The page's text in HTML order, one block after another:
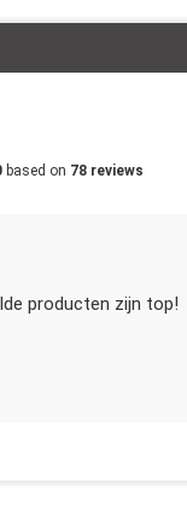
based on 78 reviews
producten zijn top!